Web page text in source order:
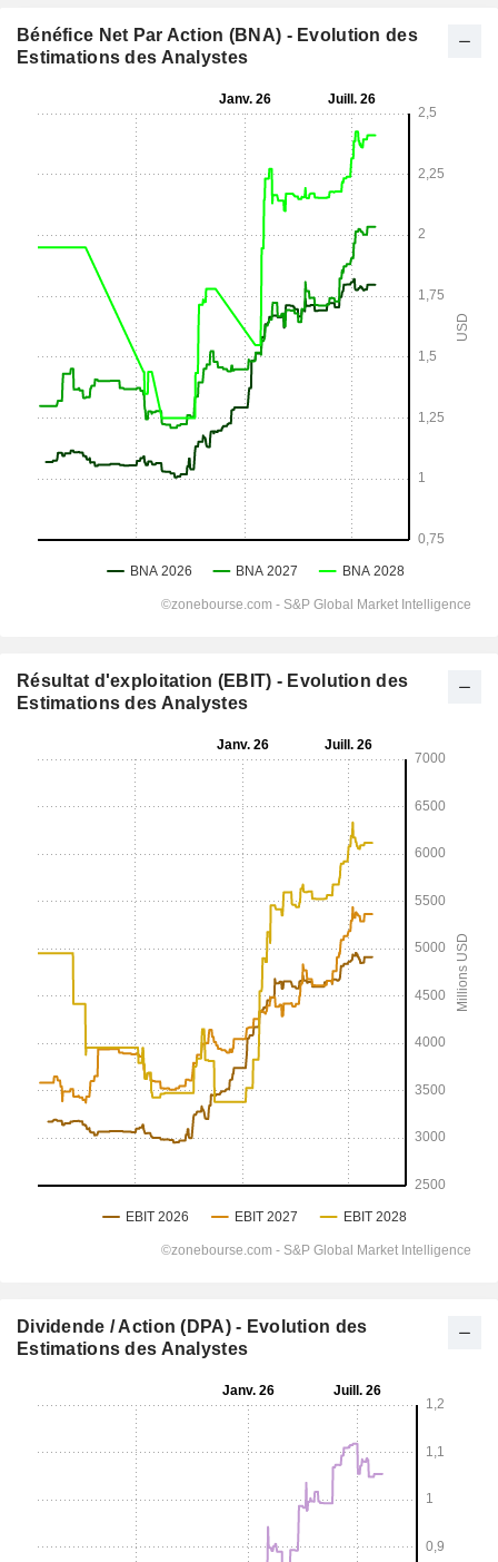
Bénéfice Net Par Action (BNA) - Evolution des
Estimations des Analystes
Résultat d'exploitation (EBIT) - Evolution des
Estimations des Analystes
Dividende / Action (DPA) - Evolution des
Estimations des Analystes